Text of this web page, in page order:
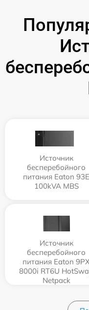
Источник
бесперебойного
питания Eaton 93E
100kVA MBS
Источник
бесперебойного
питания Eaton
8000i RT6U
Netpack